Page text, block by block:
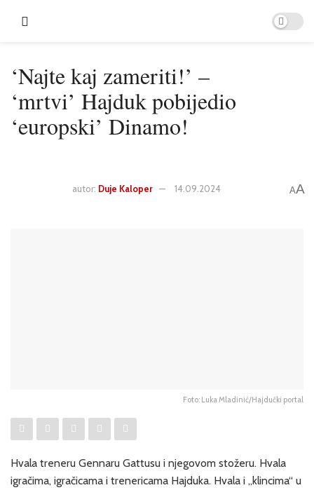
‘Najte kaj zameriti!’ –
‘mrtvi’ Hajduk pobijedio
‘europski’ Dinamo!
autor: Duje Kaloper 14.09.2024 AA
Foto: Luka Mladinić/Hajdučki portal
Hvala treneru Gennaru Gattusu i njegovom stožeru. Hvala
igračima, igračicama i trenericama Hajduka. Hvala i „klincima“ u